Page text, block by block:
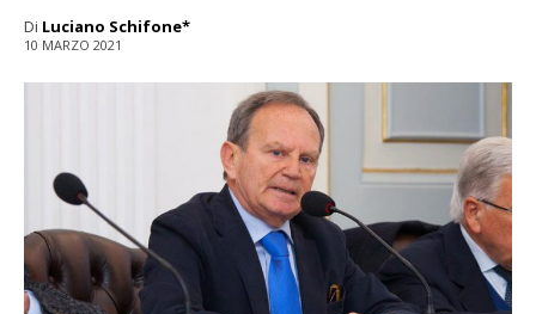
Di Luciano Schifone*
10 MARZO 2021